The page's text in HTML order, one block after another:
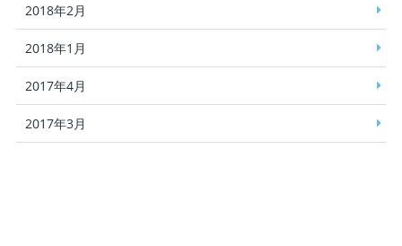
2018年2月
2018年1月
2017年4月
2017年3月